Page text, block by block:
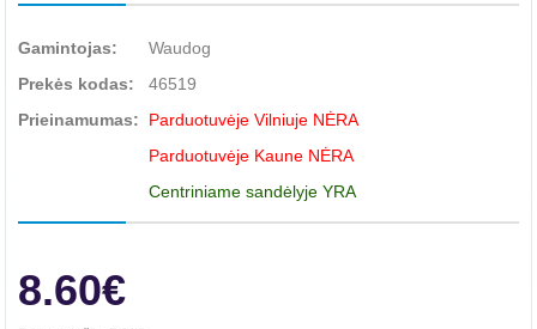
Gamintojas:
Waudog
Prekės kodas:
46519
Prieinamumas:
Parduotuvėje Vilniuje NĖRA
Parduotuvėje Kaune NĖRA
Centriniame sandėlyje YRA
8.60€